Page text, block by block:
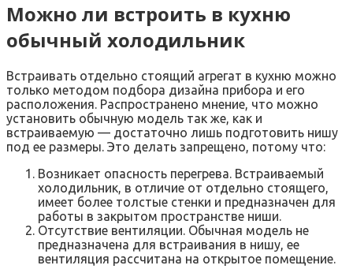
Можно ли встроить в кухню
обычный холодильник
Встраивать отдельно стоящий агрегат в кухню можно
только методом подбора дизайна прибора и его
расположения. Распространено мнение, что можно
установить обычную модель так же, как и
встраиваемую — достаточно лишь подготовить нишу
под ее размеры. Это делать запрещено, потому что:
Возникает опасность перегрева. Встраиваемый
холодильник, в отличие от отдельно стоящего,
имеет более толстые стенки и предназначен для
работы в закрытом пространстве ниши.
Отсутствие вентиляции. Обычная модель не
предназначена для встраивания в нишу, ее
вентиляция рассчитана на открытое помещение.